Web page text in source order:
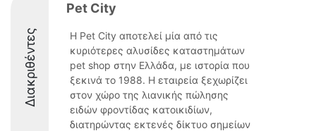
Διακριθέντες
Pet City
Η Pet City αποτελεί μία από τις
κυριότερες αλυσίδες καταστημάτων
pet shop στην Ελλάδα, με ιστορία που
ξεκινά το 1988. Η εταιρεία ξεχωρίζει
στον χώρο της λιανικής πώλησης
ειδών φροντίδας κατοικιδίων,
διατηρώντας εκτενές δίκτυο σημείων